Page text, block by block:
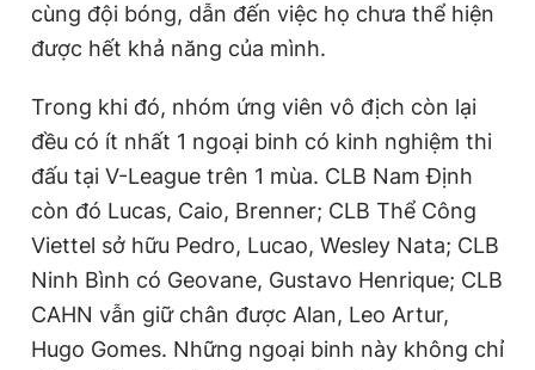
cùng đội bóng, dẫn đến việc họ chưa thể hiện
được hết khả năng của mình.
Trong khi đó, nhóm ứng viên vô địch còn lại
đều có ít nhất 1 ngoại binh có kinh nghiệm thi
đấu tại V-League trên 1 mùa. CLB Nam Định
còn đó Lucas, Caio, Brenner; CLB Thể Công
Viettel sở hữu Pedro, Lucao, Wesley Nata; CLB
Ninh Bình có Geovane, Gustavo Henrique; CLB
CAHN vẫn giữ chân được Alan, Leo Artur,
Hugo Gomes. Những ngoại binh này không chỉ